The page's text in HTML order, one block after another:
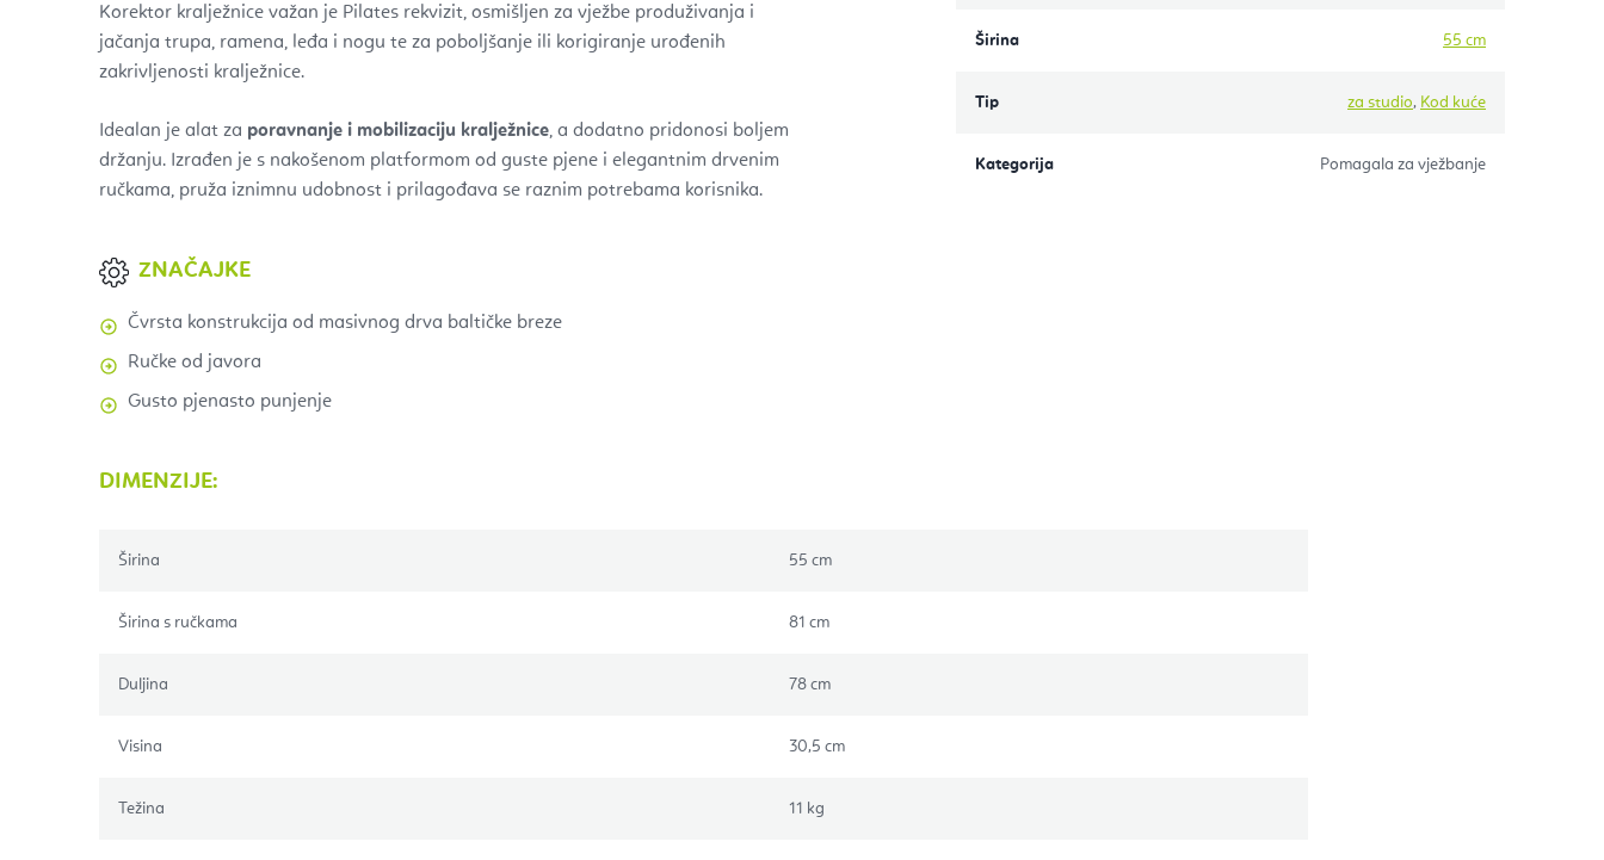
Korektor kralježnice važan je Pilates rekvizit, osmišljen za vježbe produživanja i
jačanja trupa, ramena, leđa i nogu te za poboljšanje ili korigiranje urođenih
zakrivljenosti kralježnice.
Idealan je alat za poravnanje i mobilizaciju kralježnice, a dodatno pridonosi boljem
držanju. Izrađen je s nakošenom platformom od guste pjene i elegantnim drvenim
ručkama, pruža iznimnu udobnost i prilagođava se raznim potrebama korisnika.
ZNAČAJKE
Čvrsta konstrukcija od masivnog drva baltičke breze
Ručke od javora
Gusto pjenasto punjenje
DIMENZIJE:
Širina 55 cm
Širina s ručkama 81 cm
Duljina 78 cm
Visina 30,5 cm
Težina 11 kg
Širina 55 cm
Tip za studio, Kod kuće
Kategorija Pomagala za vježbanje